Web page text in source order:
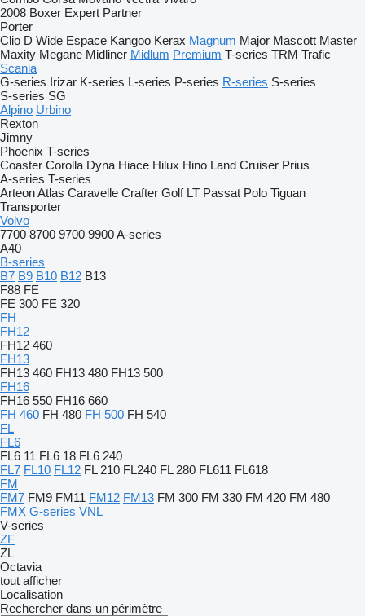
2008 Boxer Expert Partner
Porter
Clio D Wide Espace Kangoo Kerax Magnum Major Mascott Master
Maxity Megane Midliner Midlum Premium T-series TRM Trafic
Scania
G-series Irizar K-series L-series P-series R-series S-series
S-series SG
Alpino Urbino
Rexton
Jimny
Phoenix T-series
Coaster Corolla Dyna Hiace Hilux Hino Land Cruiser Prius
A-series T-series
ArteonAtlas Caravelle Crafter Golf LT Passat Polo Tiguan
Transporter
Volvo
7700 8700 9700 9900A-series
A40
B-series
B7 B9 B10 B12 B13
F88 FE
FE 300 FE 320
FH
FH12
FH12 460
FH13
FH13 460 FH13 480 FH13 500
FH16
FH16 550 FH16 660
FH 460 FH 480 FH 500 FH 540
FL
FL6
FL6 11 FL6 18 FL6 240
FL7 FL10 FL12 FL 210 FL240 FL 280 FL611 FL618
FM
FM7 FM9 FM11 FM12 FM13 FM 300 FM 330 FM 420 FM 480
FMX G-series VNL
V-series
ZF
ZL
Octavia
tout afficher
Localisation
Rechercher dans un périmètre